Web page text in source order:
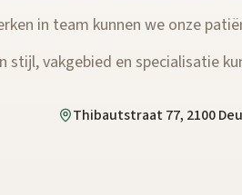
in team kunnen we onze
stijl, vakgebied en specialisatie
Thibautstraat 77, 2100